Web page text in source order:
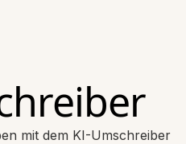
mit dem KI-Umschreiber